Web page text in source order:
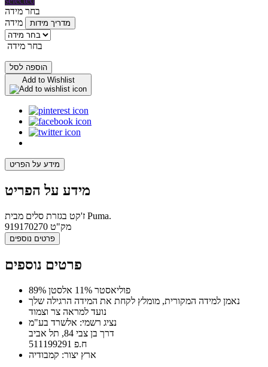
בחר מידה
מידה
מדריך מידות
בחר מידה
הוספה לסל
Add to Wishlist
מידע על הפריט
מידע על הפריט
ז'קט בגזרת סלים מבית Puma.
מק"ט 919170270
פרטים נוספים
פרטים נוספים
89% פוליאסטר 11% אלסטן
נאמן למידה המקורית, מומלץ לקחת את המידה הרגילה שלך
נועד למראה צר וצמוד
נציג רשמי: אלשרד בע"מ
דרך בן צבי 84, תל אביב
ח.פ 511199291
ארץ יצור: קמבודיה